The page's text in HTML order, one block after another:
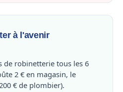
à l'avenir
de robinetterie tous les 6
2 € en magasin, le
€ de plombier).